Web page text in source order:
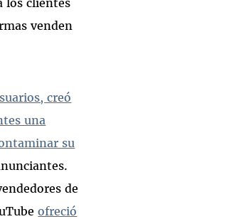
venden
creó
una
su
de
ofreció